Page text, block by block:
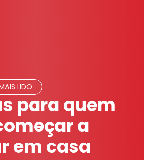
LIDO
para quem
a
em casa